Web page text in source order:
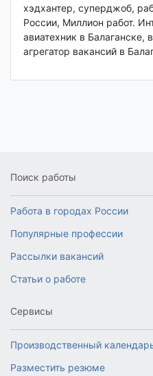
хэдхантер, суперджоб,
России, Миллион работ.
авиатехник в Балаганске,
агрегатор вакансий в
Поиск работы
Работа в городах России
Популярные профессии
Рассылки вакансий
Статьи о работе
Сервисы
Производственный
Разместить резюме